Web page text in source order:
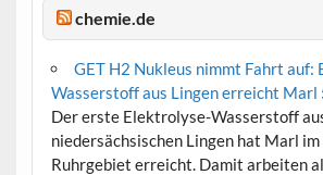
chemie.de
GET H2 Nukleus nimmt Fahrt auf:
Wasserstoff aus Lingen erreicht Marl
Der erste Elektrolyse-Wasserstoff
niedersächsischen Lingen hat Marl
Ruhrgebiet erreicht. Damit arbeiten